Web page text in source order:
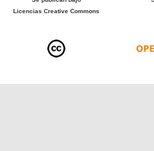
Licencias Creative Commons